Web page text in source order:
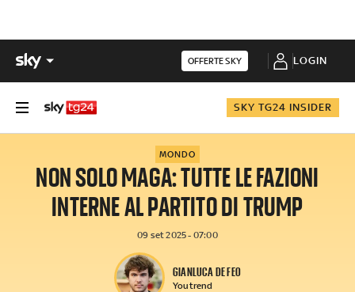
OFFERTE SKY LOGIN
SKY TG24 INSIDER
MONDO
NON SOLO MAGA: TUTTE LE FAZIONI
INTERNE AL PARTITO DI TRUMP
09 set 2025 - 07:00
GIANLUCA DE FEO
Youtrend